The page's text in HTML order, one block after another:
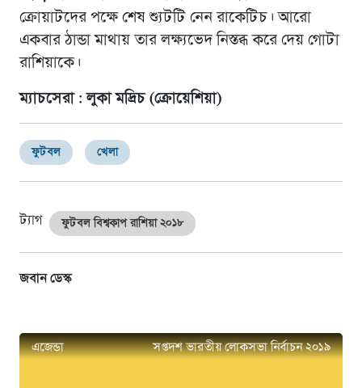
ক্রোয়াটদের পক্ষে শেষ শ্যুটটি নেন রাকেটিচ। আরো
একবার ঠান্ডা মাথায় তার লক্ষ্যভেদ নিস্তব্ধ করে দেয় গোটা
রাশিয়াকে।
ম্যাচসেরা : লুকা মদ্রিচ (ক্রোয়েশিয়া)
ফুটবল খেলা
ট্যাগ ফুটবল বিশ্বকাপ রাশিয়া ২০১৮
জবান ডেস্ক
এজেন্ডা সপ্তদশ ভারতীয় লোকসভা নির্বাচন ২০১৯